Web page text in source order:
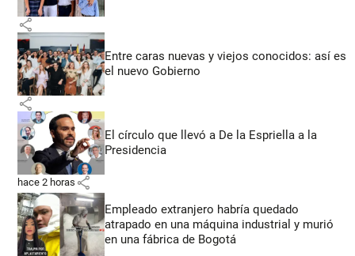
share
Entre caras nuevas y viejos conocidos: así es
el nuevo Gobierno
share
El círculo que llevó a De la Espriella a la
Presidencia
hace 2 horas share
Empleado extranjero habría quedado
atrapado en una máquina industrial y murió
en una fábrica de Bogotá